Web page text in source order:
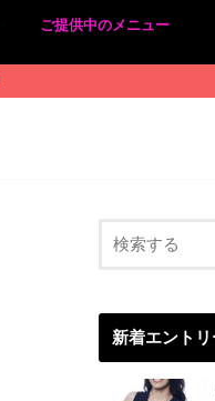
ご提供中のメニュー
新着エントリ